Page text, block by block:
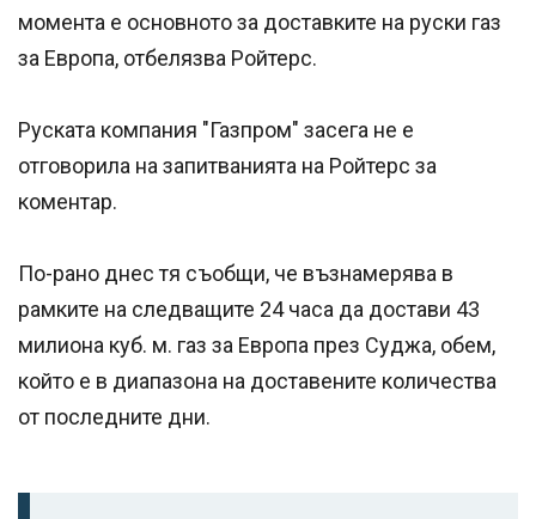
момента е основното за доставките на руски газ
за Европа, отбелязва Ройтерс.
Руската компания "Газпром" засега не е
отговорила на запитванията на Ройтерс за
коментар.
По-рано днес тя съобщи, че възнамерява в
рамките на следващите 24 часа да достави 43
милиона куб. м. газ за Европа през Суджа, обем,
който е в диапазона на доставените количества
от последните дни.